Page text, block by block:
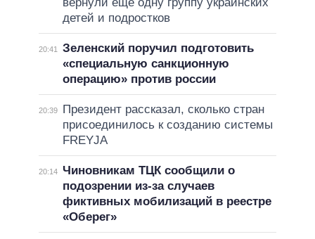
вернули еще одну группу украинских
детей и подростков
20:41
Зеленский поручил подготовить
«специальную санкционную
операцию» против россии
20:39
Президент рассказал, сколько стран
присоединилось к созданию системы
FREYJA
20:14
Чиновникам ТЦК сообщили о
подозрении из-за случаев
фиктивных мобилизаций в реестре
«Оберег»